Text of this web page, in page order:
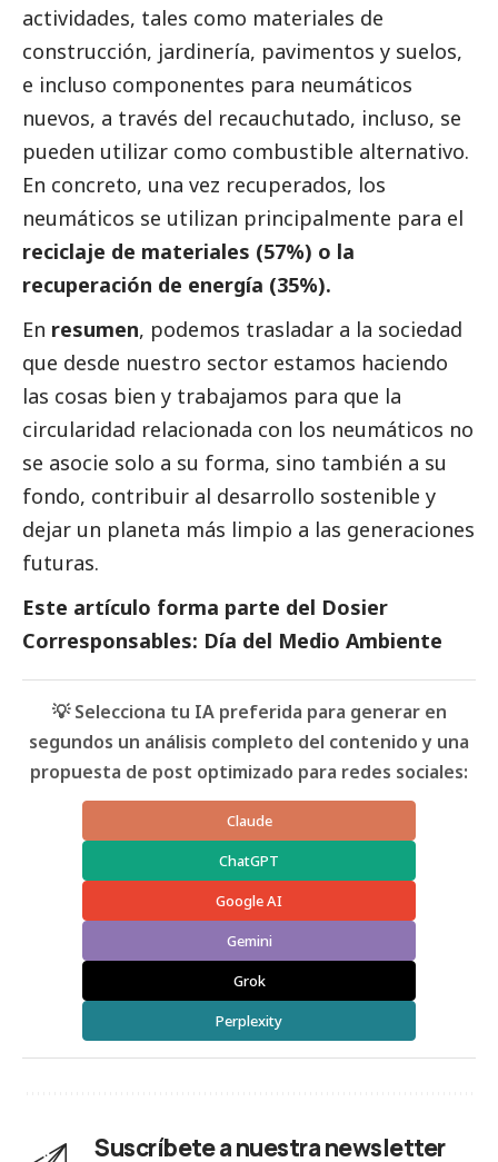
actividades, tales como materiales de
construcción, jardinería, pavimentos y suelos,
e incluso componentes para neumáticos
nuevos, a través del recauchutado, incluso, se
pueden utilizar como combustible alternativo.
En concreto, una vez recuperados, los
neumáticos se utilizan principalmente para el
reciclaje de materiales (57%) o la
recuperación de energía (35%).
En resumen, podemos trasladar a la sociedad
que desde nuestro sector estamos haciendo
las cosas bien y trabajamos para que la
circularidad relacionada con los neumáticos no
se asocie solo a su forma, sino también a su
fondo, contribuir al desarrollo sostenible y
dejar un planeta más limpio a las generaciones
futuras.
Este artículo forma parte del Dosier
Corresponsables: Día del Medio Ambiente
💡 Selecciona tu IA preferida para generar en
segundos un análisis completo del contenido y una
propuesta de post optimizado para redes sociales:
Claude
ChatGPT
Google AI
Gemini
Grok
Perplexity
Suscríbete a nuestra newsletter